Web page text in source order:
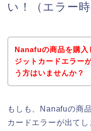
い！（エラー時
Nanafuの商品を購入
ジットカードエラー
う方はいませんか？
もしも、Nanafuの商
カードエラーが出て